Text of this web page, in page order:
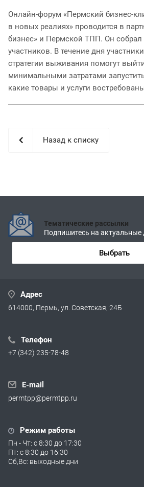
Онлайн-форум «Пермский бизнес-
в новых реалиях» проводится в
бизнес» и Пермской ТПП. Он собрал
участников. В течение дня
стратегии выживания помогут
минимальными затратами
какие товары и услуги
Назад к списку
Тематические рассылки
Подпишитесь на актуальные
Выбрать
Адрес
614000, Пермь, ул. Советская, 24Б
Телефон
+7 (342) 235-78-48
E-mail
permtpp@permtpp.ru
Режим работы
Пн - Чт: с 8:30 до 17:30
Пт: с 8:30 до 16:30
Сб,Вс: выходные дни